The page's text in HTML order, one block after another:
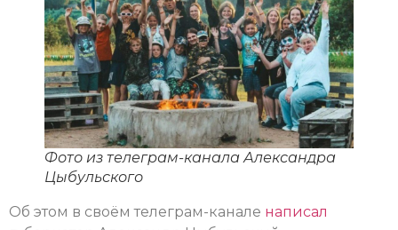
Фото из телеграм-канала Александра
Цыбульского
Об этом в своём телеграм-канале написал